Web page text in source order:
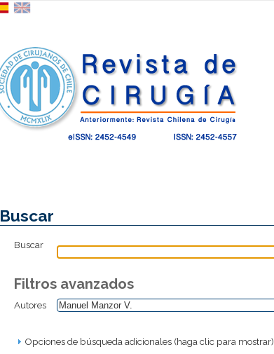
Buscar
Buscar
Filtros avanzados
Autores
Opciones de búsqueda adicionales (haga clic para mostrar)